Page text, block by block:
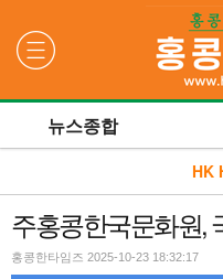
뉴스종합
HK
주홍콩한국문화원,
홍콩한타임즈 2025-10-23 18:32:17